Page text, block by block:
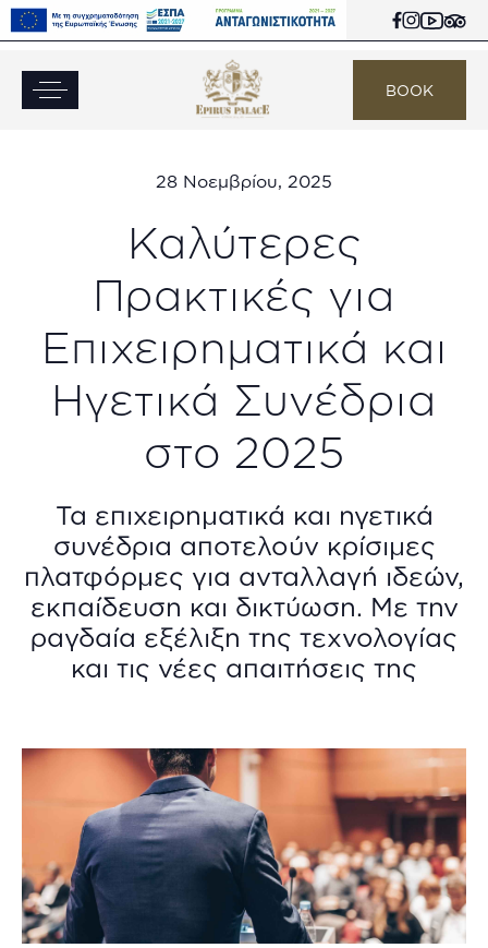
BOOK
28 Νοεμβρίου, 2025
Καλύτερες
Πρακτικές για
Επιχειρηματικά και
Ηγετικά Συνέδρια
στο 2025
Τα επιχειρηματικά και ηγετικά
συνέδρια αποτελούν κρίσιμες
πλατφόρμες για ανταλλαγή ιδεών,
εκπαίδευση και δικτύωση. Με την
ραγδαία εξέλιξη της τεχνολογίας
και τις νέες απαιτήσεις της